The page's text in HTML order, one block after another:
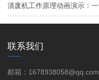
联系我们
邮箱：1678938058@qq.com